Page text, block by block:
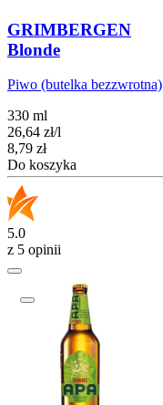
GRIMBERGEN
Blonde
Piwo (butelka bezzwrotna)
330 ml
26,64 zł/l
Cena
8,79 zł
Do koszyka
5.0
z 5 opinii